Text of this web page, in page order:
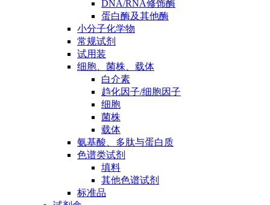
DNA/RNA修饰酶
蛋白酶及其他酶
小分子化学物
常规试剂
试用装
细胞、菌株、载体
白介素
趋化因子/细胞因子
细胞
菌株
载体
氨基酸、多肽与蛋白质
色谱类试剂
填料
其他色谱试剂
标准品